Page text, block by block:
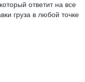
ответит на все
груза в любой точке